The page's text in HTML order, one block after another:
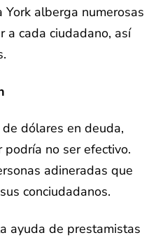
alberga numerosas
a cada ciudadano, así
dólares en deuda,
podría no ser efectivo.
adineradas que
conciudadanos.
ayuda de prestamistas